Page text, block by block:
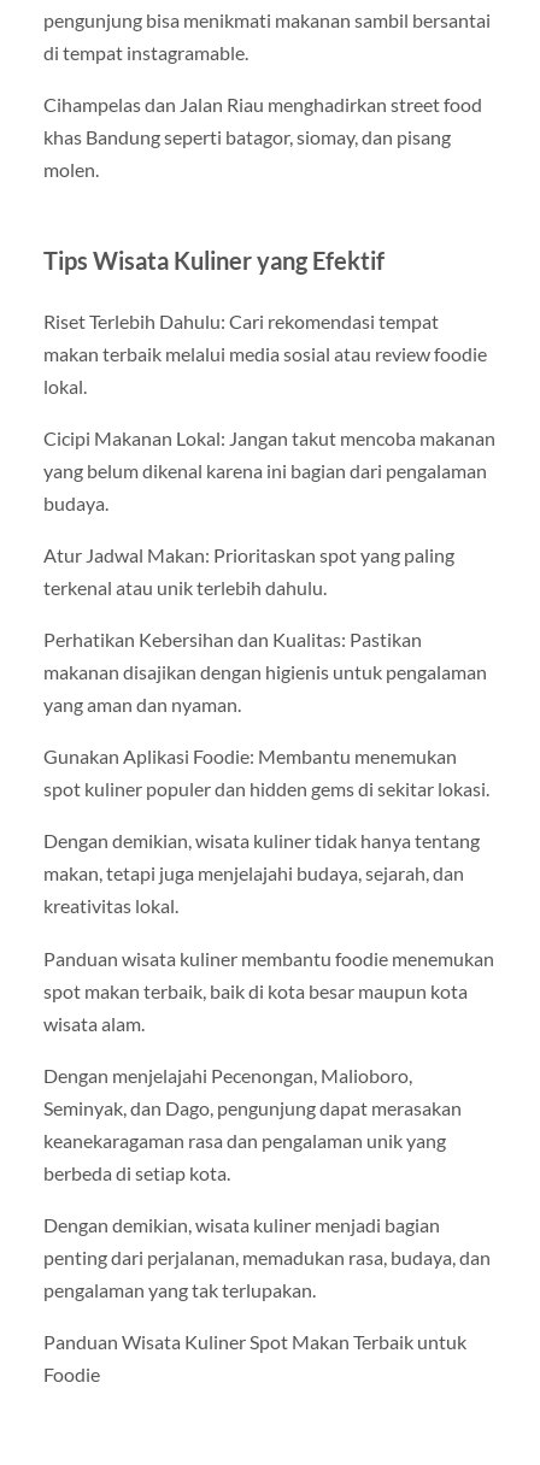
pengunjung bisa menikmati makanan sambil bersantai
di tempat instagramable.
Cihampelas dan Jalan Riau menghadirkan street food
khas Bandung seperti batagor, siomay, dan pisang
molen.
Tips Wisata Kuliner yang Efektif
Riset Terlebih Dahulu: Cari rekomendasi tempat
makan terbaik melalui media sosial atau review foodie
lokal.
Cicipi Makanan Lokal: Jangan takut mencoba makanan
yang belum dikenal karena ini bagian dari pengalaman
budaya.
Atur Jadwal Makan: Prioritaskan spot yang paling
terkenal atau unik terlebih dahulu.
Perhatikan Kebersihan dan Kualitas: Pastikan
makanan disajikan dengan higienis untuk pengalaman
yang aman dan nyaman.
Gunakan Aplikasi Foodie: Membantu menemukan
spot kuliner populer dan hidden gems di sekitar lokasi.
Dengan demikian, wisata kuliner tidak hanya tentang
makan, tetapi juga menjelajahi budaya, sejarah, dan
kreativitas lokal.
Panduan wisata kuliner membantu foodie menemukan
spot makan terbaik, baik di kota besar maupun kota
wisata alam.
Dengan menjelajahi Pecenongan, Malioboro,
Seminyak, dan Dago, pengunjung dapat merasakan
keanekaragaman rasa dan pengalaman unik yang
berbeda di setiap kota.
Dengan demikian, wisata kuliner menjadi bagian
penting dari perjalanan, memadukan rasa, budaya, dan
pengalaman yang tak terlupakan.
Panduan Wisata Kuliner Spot Makan Terbaik untuk
Foodie